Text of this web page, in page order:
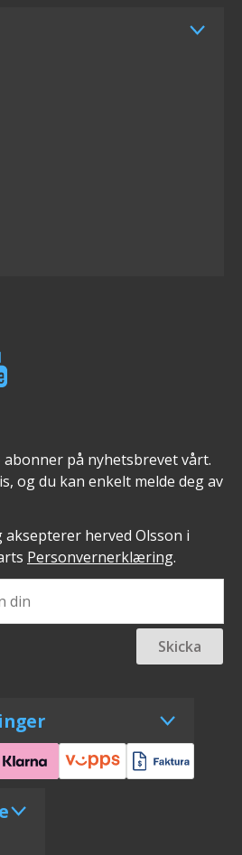
på nyhetsbrevet vårt.
og du kan enkelt melde deg av
aksepterer herved Olsson i
Personvernerklæring.
Skicka